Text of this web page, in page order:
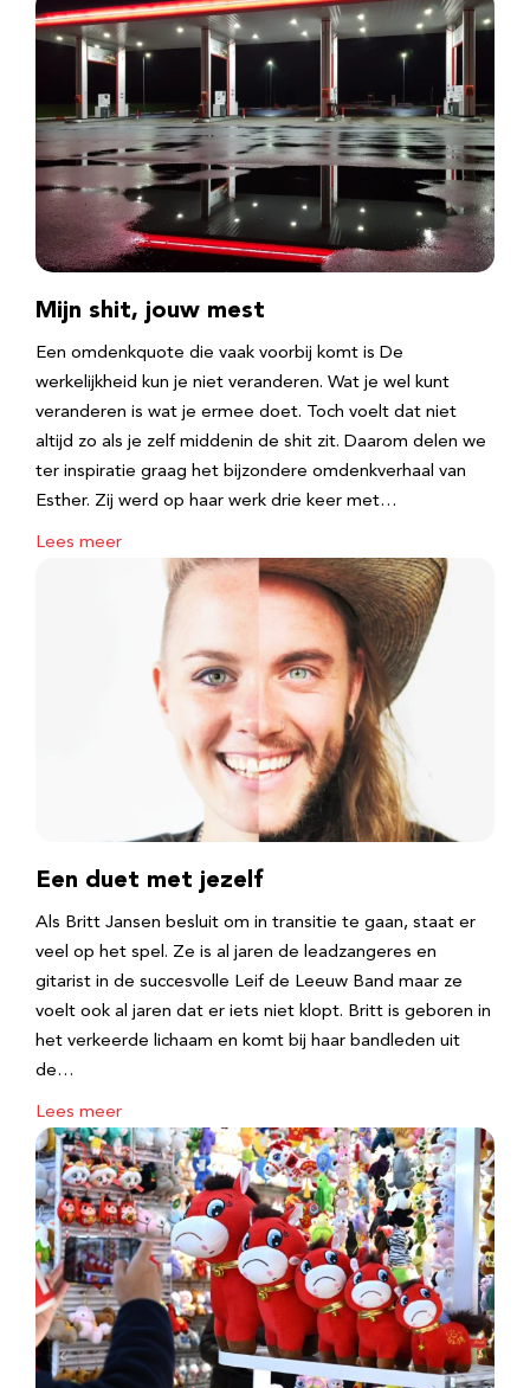
Mijn shit, jouw mest
Een omdenkquote die vaak voorbij komt is De
werkelijkheid kun je niet veranderen. Wat je wel kunt
veranderen is wat je ermee doet. Toch voelt dat niet
altijd zo als je zelf middenin de shit zit. Daarom delen we
ter inspiratie graag het bijzondere omdenkverhaal van
Esther. Zij werd op haar werk drie keer met…
Lees meer
Een duet met jezelf
Als Britt Jansen besluit om in transitie te gaan, staat er
veel op het spel. Ze is al jaren de leadzangeres en
gitarist in de succesvolle Leif de Leeuw Band maar ze
voelt ook al jaren dat er iets niet klopt. Britt is geboren in
het verkeerde lichaam en komt bij haar bandleden uit
de…
Lees meer